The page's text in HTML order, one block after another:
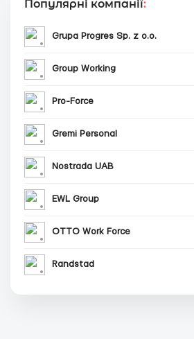
Популярні компанії:
Grupa Progres Sp. z o.o.
Group Working
Pro-Force
Gremi Personal
Nostrada UAB
EWL Group
OTTO Work Force
Randstad